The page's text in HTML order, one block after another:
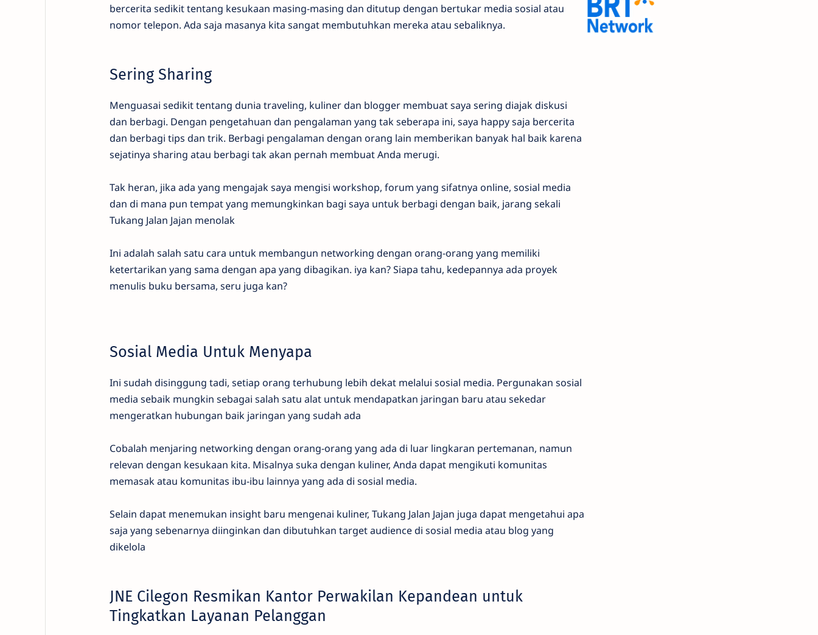
bercerita sedikit tentang kesukaan masing-masing dan ditutup dengan bertukar media sosial atau
nomor telepon. Ada saja masanya kita sangat membutuhkan mereka atau sebaliknya.
Sering Sharing
Menguasai sedikit tentang dunia traveling, kuliner dan blogger membuat saya sering diajak diskusi
dan berbagi. Dengan pengetahuan dan pengalaman yang tak seberapa ini, saya happy saja bercerita
dan berbagi tips dan trik. Berbagi pengalaman dengan orang lain memberikan banyak hal baik karena
sejatinya sharing atau berbagi tak akan pernah membuat Anda merugi.
Tak heran, jika ada yang mengajak saya mengisi workshop, forum yang sifatnya online, sosial media
dan di mana pun tempat yang memungkinkan bagi saya untuk berbagi dengan baik, jarang sekali
Tukang Jalan Jajan menolak
Ini adalah salah satu cara untuk membangun networking dengan orang-orang yang memiliki
ketertarikan yang sama dengan apa yang dibagikan. iya kan? Siapa tahu, kedepannya ada proyek
menulis buku bersama, seru juga kan?
Sosial Media Untuk Menyapa
Ini sudah disinggung tadi, setiap orang terhubung lebih dekat melalui sosial media. Pergunakan sosial
media sebaik mungkin sebagai salah satu alat untuk mendapatkan jaringan baru atau sekedar
mengeratkan hubungan baik jaringan yang sudah ada
Cobalah menjaring networking dengan orang-orang yang ada di luar lingkaran pertemanan, namun
relevan dengan kesukaan kita. Misalnya suka dengan kuliner, Anda dapat mengikuti komunitas
memasak atau komunitas ibu-ibu lainnya yang ada di sosial media.
Selain dapat menemukan insight baru mengenai kuliner, Tukang Jalan Jajan juga dapat mengetahui apa
saja yang sebenarnya diinginkan dan dibutuhkan target audience di sosial media atau blog yang
dikelola
JNE Cilegon Resmikan Kantor Perwakilan Kepandean untuk
Tingkatkan Layanan Pelanggan